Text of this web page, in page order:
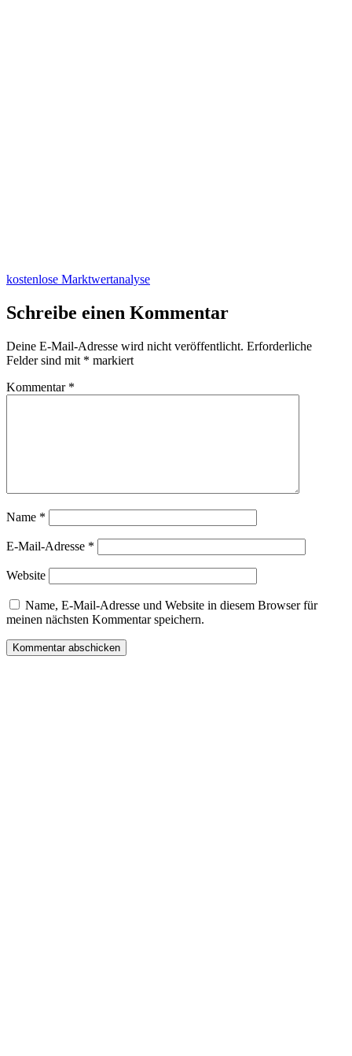
kostenlose Marktwertanalyse
Schreibe einen Kommentar
Deine E-Mail-Adresse wird nicht veröffentlicht. Erforderliche
Felder sind mit * markiert
Kommentar *
Name *
E-Mail-Adresse *
Website
Name, E-Mail-Adresse und Website in diesem Browser für
meinen nächsten Kommentar speichern.